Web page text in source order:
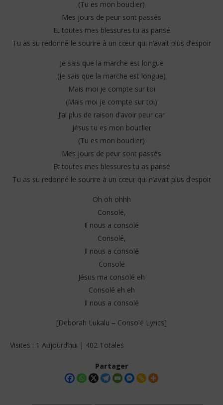
(Tu es mon bouclier)
Mes jours de peur sont passés
Et toutes mes blessures tu as pansé
Tu as su redonné le sourire à un cœur qui n’avait plus d’espoir
Je sais que la marche est longue
(Je sais que la marche est longue)
Mais moi je compte sur toi
(Mais moi je compte sur toi)
J’ai plus de raison d’avoir peur car
Jésus tu es mon bouclier
(Tu es mon bouclier)
Mes jours de peur sont passés
Et toutes mes blessures tu as pansé
Tu as su redonné le sourire à un cœur qui n’avait plus d’espoir
Oh oh ohhh
Consolé,
Il nous a consolé
Consolé,
Il nous a consolé
Consolé
Jésus ma consolé eh
Consolé eh eh
Il nous a consolé
[Deborah Lukalu – Consolé Lyrics]
Visites : 1 Aujourd’hui | 402 Totales
Partager